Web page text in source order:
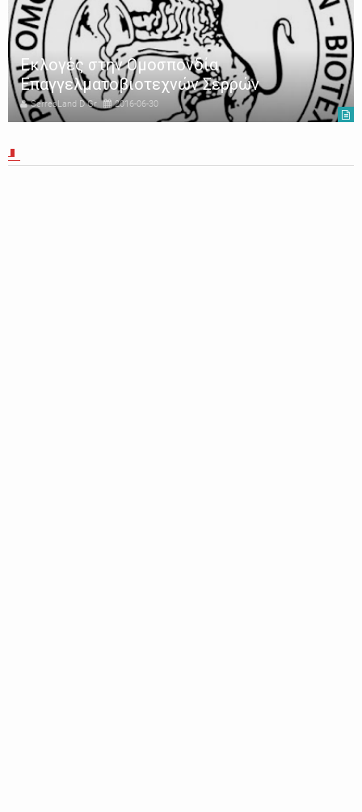
Εκλογές στην Ομοσπονδία
Επαγγελματοβιοτεχνών Σερρών
SerresLand D Gr 2016-06-30